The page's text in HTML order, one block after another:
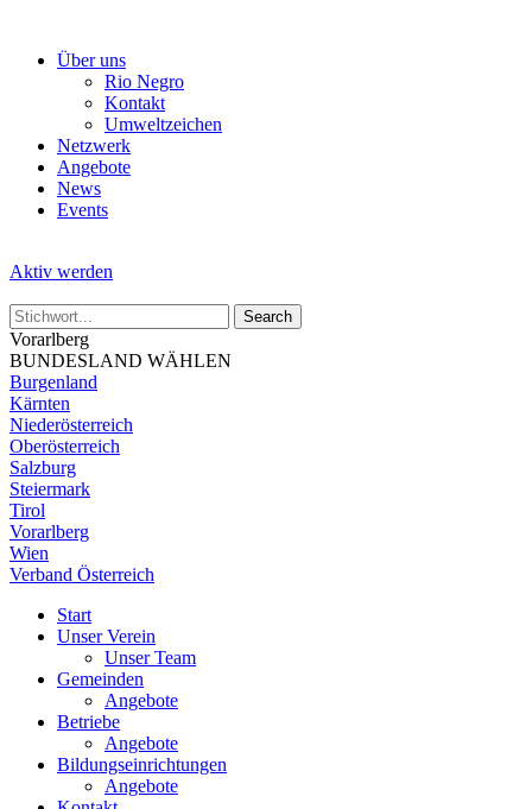
Über uns
Rio Negro
Kontakt
Umweltzeichen
Netzwerk
Angebote
News
Events
Aktiv werden
Vorarlberg
BUNDESLAND WÄHLEN
Burgenland
Kärnten
Niederösterreich
Oberösterreich
Salzburg
Steiermark
Tirol
Vorarlberg
Wien
Verband Österreich
Start
Unser Verein
Unser Team
Gemeinden
Angebote
Betriebe
Angebote
Bildungseinrichtungen
Angebote